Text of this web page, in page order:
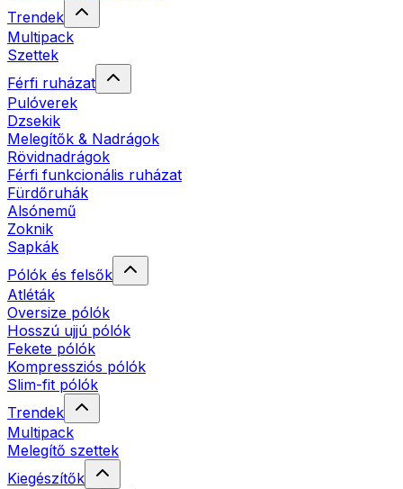
Trendek
Multipack
Szettek
Férfi ruházat
Pulóverek
Dzsekik
Melegítők & Nadrágok
Rövidnadrágok
Férfi funkcionális ruházat
Fürdőruhák
Alsónemű
Zoknik
Sapkák
Pólók és felsők
Atléták
Oversize pólók
Hosszú ujjú pólók
Fekete pólók
Kompressziós pólók
Slim-fit pólók
Trendek
Multipack
Melegítő szettek
Kiegészítők